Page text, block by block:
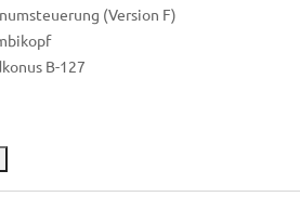
(Version F)
B-127